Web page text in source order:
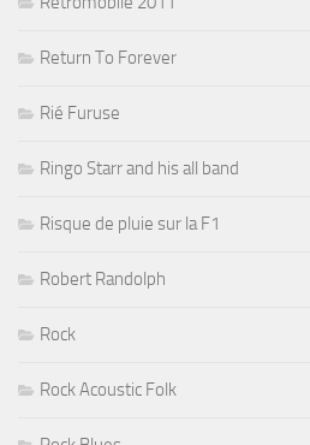
Return To Forever
Rié Furuse
Ringo Starr and his all band
Risque de pluie sur la F1
Robert Randolph
Rock
Rock Acoustic Folk